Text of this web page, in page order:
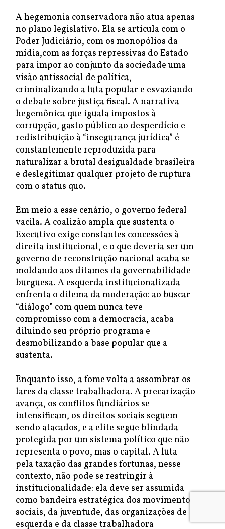
A hegemonia conservadora não atua apenas
no plano legislativo. Ela se articula com o
Poder Judiciário, com os monopólios da
mídia,com as forças repressivas do Estado
para impor ao conjunto da sociedade uma
visão antissocial de política,
criminalizando a luta popular e esvaziando
o debate sobre justiça fiscal. A narrativa
hegemônica que iguala impostos à
corrupção, gasto público ao desperdício e
redistribuição à “insegurança jurídica” é
constantemente reproduzida para
naturalizar a brutal desigualdade brasileira
e deslegitimar qualquer projeto de ruptura
com o status quo.
Em meio a esse cenário, o governo federal
vacila. A coalizão ampla que sustenta o
Executivo exige constantes concessões à
direita institucional, e o que deveria ser um
governo de reconstrução nacional acaba se
moldando aos ditames da governabilidade
burguesa. A esquerda institucionalizada
enfrenta o dilema da moderação: ao buscar
“diálogo” com quem nunca teve
compromisso com a democracia, acaba
diluindo seu próprio programa e
desmobilizando a base popular que a
sustenta.
Enquanto isso, a fome volta a assombrar os
lares da classe trabalhadora. A precarização
avança, os conflitos fundiários se
intensificam, os direitos sociais seguem
sendo atacados, e a elite segue blindada
protegida por um sistema político que não
representa o povo, mas o capital. A luta
pela taxação das grandes fortunas, nesse
contexto, não pode se restringir à
institucionalidade: ela deve ser assumida
como bandeira estratégica dos movimentos
sociais, da juventude, das organizações de
esquerda e da classe trabalhadora